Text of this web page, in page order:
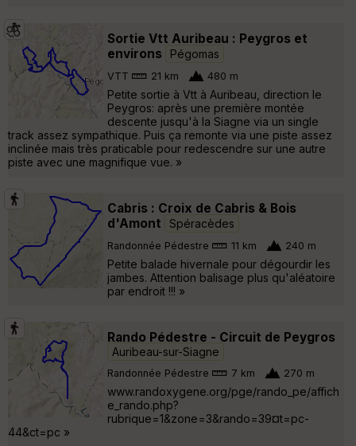
Sortie Vtt Auribeau : Peygros et
environs
Pégomas
VTT 21 km 480 m
Petite sortie à Vtt à Auribeau, direction le
Peygros: après une première montée
descente jusqu'à la Siagne via un single
track assez sympathique. Puis ça remonte via une piste assez
inclinée mais très praticable pour redescendre sur une autre
piste avec une magnifique vue. »
Cabris : Croix de Cabris & Bois
d'Amont
Spéracèdes
Randonnée Pédestre 11 km 240 m
Petite balade hivernale pour dégourdir les
jambes. Attention balisage plus qu'aléatoire
par endroit !!! »
Rando Pédestre - Circuit de Peygros
Auribeau-sur-Siagne
Randonnée Pédestre 7 km 270 m
www.randoxygene.org/pge/rando_pe/affich
e_rando.php?
rubrique=1&zone=3&rando=39¤t=pc-
44&ct=pc »